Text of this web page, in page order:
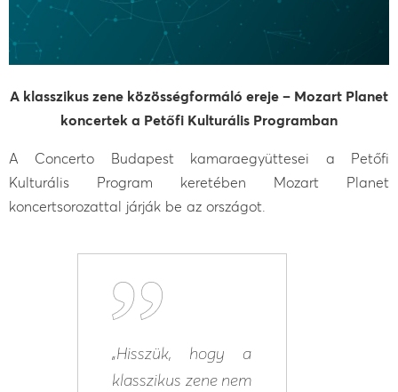
A klasszikus zene közösségformáló ereje – Mozart Planet
koncertek a Petőfi Kulturális Programban
A Concerto Budapest kamaraegyüttesei a Petőfi
Kulturális Program keretében Mozart Planet
koncertsorozattal járják be az országot.
„Hisszük, hogy a
klasszikus zene nem